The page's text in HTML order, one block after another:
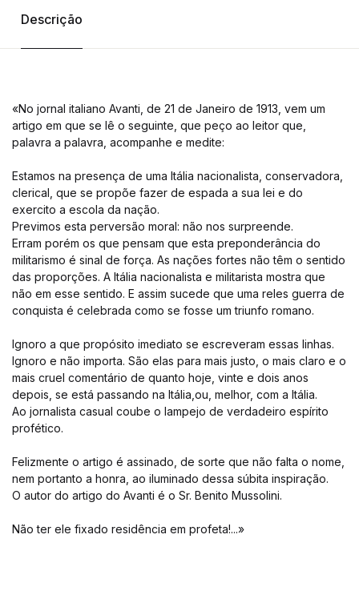
Descrição
«No jornal italiano Avanti, de 21 de Janeiro de 1913, vem um
artigo em que se lê o seguinte, que peço ao leitor que,
palavra a palavra, acompanhe e medite:
Estamos na presença de uma Itália nacionalista, conservadora,
clerical, que se propõe fazer de espada a sua lei e do
exercito a escola da nação.
Previmos esta perversão moral: não nos surpreende.
Erram porém os que pensam que esta preponderância do
militarismo é sinal de força. As nações fortes não têm o sentido
das proporções. A Itália nacionalista e militarista mostra que
não em esse sentido. E assim sucede que uma reles guerra de
conquista é celebrada como se fosse um triunfo romano.
Ignoro a que propósito imediato se escreveram essas linhas.
Ignoro e não importa. São elas para mais justo, o mais claro e o
mais cruel comentário de quanto hoje, vinte e dois anos
depois, se está passando na Itália,ou, melhor, com a Itália.
Ao jornalista casual coube o lampejo de verdadeiro espírito
profético.
Felizmente o artigo é assinado, de sorte que não falta o nome,
nem portanto a honra, ao iluminado dessa súbita inspiração.
O autor do artigo do Avanti é o Sr. Benito Mussolini.
Não ter ele fixado residência em profeta!...»